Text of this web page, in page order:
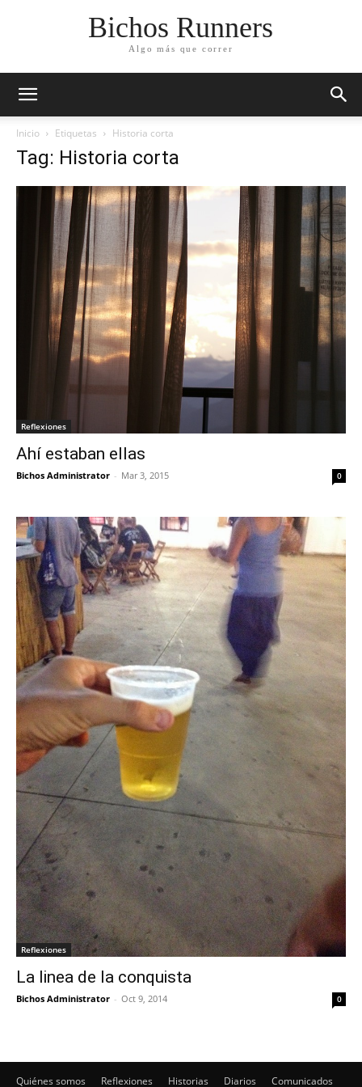
Bichos Runners
Algo más que correr
Inicio Etiquetas Historia corta
Tag: Historia corta
Reflexiones
Ahí estaban ellas
Bichos Administrator - Mar 3, 2015 0
Reflexiones
La linea de la conquista
Bichos Administrator - Oct 9, 2014 0
Quiénes somos Reflexiones Historias Diarios Comunicados